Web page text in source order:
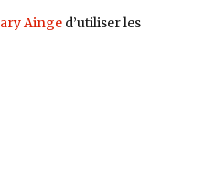
Ainged’utiliser les
sur Felt pour épater la galerie »